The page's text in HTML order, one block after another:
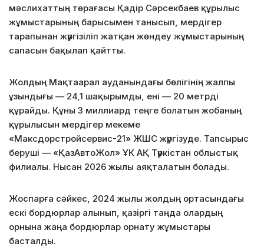
мәслихаттың төрағасы Қадір Сәрсекбаев құрылыс
жұмыстарының барысымен танысып, мердігер
тарапынан жүргізіліп жатқан жөндеу жұмыстарының
сапасын бақылап қайтты.
Жолдың Мақтаарал ауданындағы бөлігінің жалпы
ұзындығы — 24,1 шақырымды, ені — 20 метрді
құрайды. Құны 3 миллиард теңге болатын жобаның
құрылысын мердігер мекеме
«Максдорстройсервис-21» ЖШС жүргізуде. Тапсырыс
беруші — «ҚазАвтоЖол» ҰК АҚ Түркістан облыстық
филиалы. Нысан 2026 жылы аяқталатын болады.
Жоспарға сәйкес, 2024 жылы жолдың ортасындағы
ескі бордюрлар алынып, қазіргі таңда олардың
орнына жаңа бордюрлар орнату жұмыстары
басталды.